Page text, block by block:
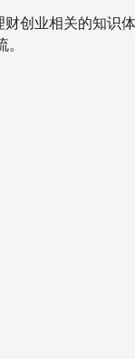
创业相关的知识